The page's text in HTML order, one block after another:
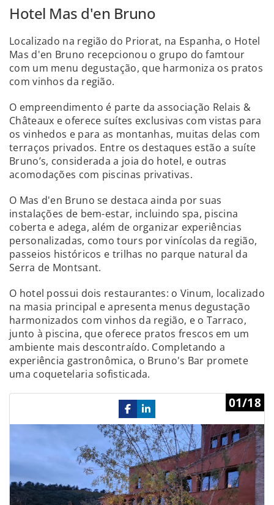
Hotel Mas d'en Bruno
Localizado na região do Priorat, na Espanha, o Hotel
Mas d'en Bruno recepcionou o grupo do famtour
com um menu degustação, que harmoniza os pratos
com vinhos da região.
O empreendimento é parte da associação Relais &
Châteaux e oferece suítes exclusivas com vistas para
os vinhedos e para as montanhas, muitas delas com
terraços privados. Entre os destaques estão a suíte
Bruno’s, considerada a joia do hotel, e outras
acomodações com piscinas privativas.
O Mas d'en Bruno se destaca ainda por suas
instalações de bem-estar, incluindo spa, piscina
coberta e adega, além de organizar experiências
personalizadas, como tours por vinícolas da região,
passeios históricos e trilhas no parque natural da
Serra de Montsant.
O hotel possui dois restaurantes: o Vinum, localizado
na masia principal e apresenta menus degustação
harmonizados com vinhos da região, e o Tarraco,
junto à piscina, que oferece pratos frescos em um
ambiente mais descontraído. Completando a
experiência gastronômica, o Bruno's Bar promete
uma coquetelaria sofisticada.
01/18
Previous